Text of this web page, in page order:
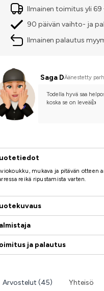
Ilmainen toimitus yli
90 päivän vaihto- ja
Ilmainen palautus
Saga DÄänestetty
Todella hyvä saa
koska se on leveä👍
mukava ja pitävän otteen
reikä ripustamista varten.
ja palautus
Arvostelut (45) Yhteisö